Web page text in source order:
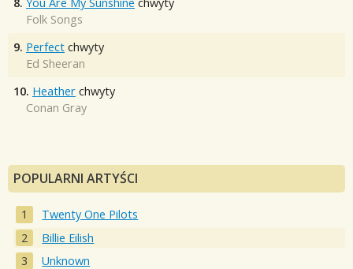
8. You Are My Sunshine chwyty
Folk Songs
9. Perfect chwyty
Ed Sheeran
10. Heather chwyty
Conan Gray
POPULARNI ARTYŚCI
Twenty One Pilots
Billie Eilish
Unknown